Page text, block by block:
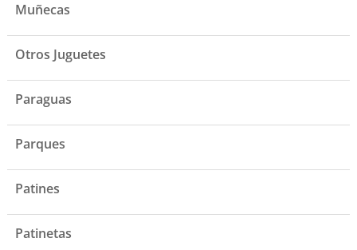
Muñecas
Otros Juguetes
Paraguas
Parques
Patines
Patinetas